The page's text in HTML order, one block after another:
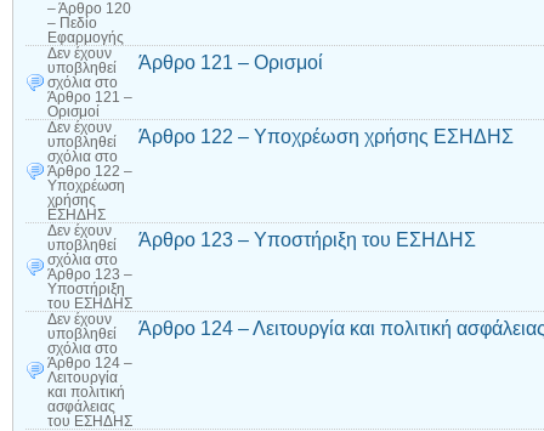
– Άρθρο 120
– Πεδίο
Εφαρμογής
Δεν έχουν
υποβληθεί
σχόλια στο
Άρθρο 121 –
Ορισμοί
Άρθρο 121 – Ορισμοί
Δεν έχουν
υποβληθεί
σχόλια στο
Άρθρο 122 –
Υποχρέωση
χρήσης
ΕΣΗΔΗΣ
Άρθρο 122 – Υποχρέωση χρήσης ΕΣΗΔΗΣ
Δεν έχουν
υποβληθεί
σχόλια στο
Άρθρο 123 –
Υποστήριξη
του ΕΣΗΔΗΣ
Άρθρο 123 – Υποστήριξη του ΕΣΗΔΗΣ
Δεν έχουν
υποβληθεί
σχόλια στο
Άρθρο 124 –
Λειτουργία
και πολιτική
ασφάλειας
του ΕΣΗΔΗΣ
Άρθρο 124 – Λειτουργία και πολιτική